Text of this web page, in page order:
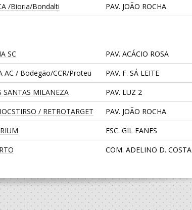
/Bioria/Bondalti PAV. JOÃO ROCHA
SC
PAV. ACÁCIO ROSA
AC / Bodegão/CCR/Proteu
PAV. F. SÁ LEITE
SANTAS MILANEZA
PAV. LUZ 2
/ RETROTARGET
PAV. JOÃO ROCHA
ESC. GIL EANES
COM. ADELINO D. COSTA
LIS
/Movit PAV. LUZ 2